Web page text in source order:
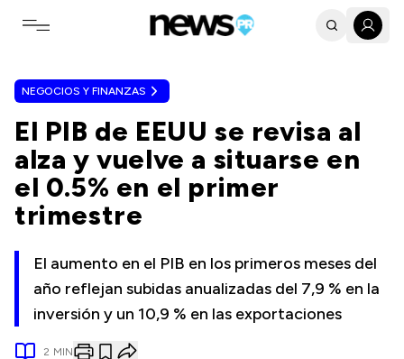
Toggle navigation menu
NEGOCIOS Y FINANZAS
El PIB de EEUU se revisa al
alza y vuelve a situarse en
el 0.5% en el primer
trimestre
El aumento en el PIB en los primeros meses del
año reflejan subidas anualizadas del 7,9 % en la
inversión y un 10,9 % en las exportaciones
2 MIN